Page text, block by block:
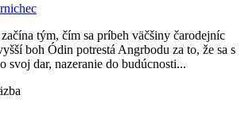
tým, čím sa príbeh väčšiny čarodejníc
boh Ódin potrestá Angrbodu za to, že sa s
svoj dar, nazeranie do budúcnosti...